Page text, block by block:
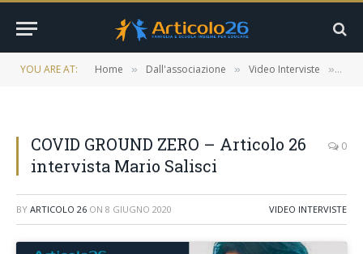
YOU ARE AT: Home » Dall'associazione » Video Interviste »
COVID GROUND ZERO – Articolo 26
intervista Mario Salisci
0
BY ARTICOLO 26 ON 8 GIUGNO 2020 VIDEO INTERVISTE